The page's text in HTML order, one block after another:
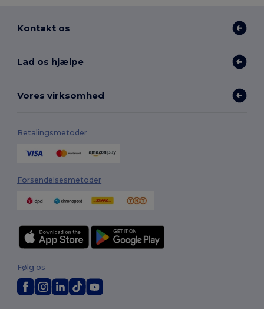
Kontakt os
Lad os hjælpe
Vores virksomhed
Betalingsmetoder
Forsendelsesmetoder
Følg os